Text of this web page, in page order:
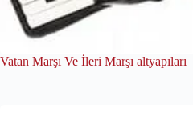
Vatan Marşı Ve İleri Marşı altyapıları